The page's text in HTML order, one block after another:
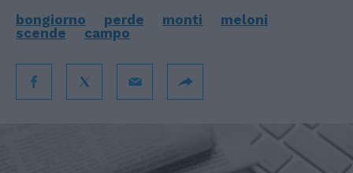
bongiorno perde monti
meloni
scende
campo